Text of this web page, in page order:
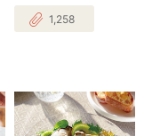
1,258